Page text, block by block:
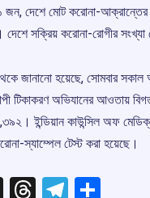
জন, দেশে মোট করোনা-
সক্রিয় করোনা-রোগীর
থেকে জানানো হয়েছে, সোমবার
টিকাকরণ অভিযানের আওতায়
ইন্ডিয়ান কাউন্সিল অফ
স্যাম্পেল টেস্ট করা হয়েছে।
X Threads